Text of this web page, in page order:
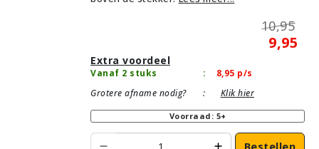
10,95
9,95
Extra voordeel
Vanaf 2 stuks : 8,95 p/s
Grotere afname nodig?
: Klik hier
Voorraad: 5+